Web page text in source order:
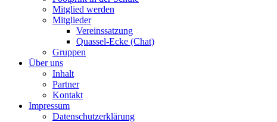
Mitglied werden
Mitglieder
Vereinssatzung
Quassel-Ecke (Chat)
Gruppen
Über uns
Inhalt
Partner
Kontakt
Impressum
Datenschutzerklärung